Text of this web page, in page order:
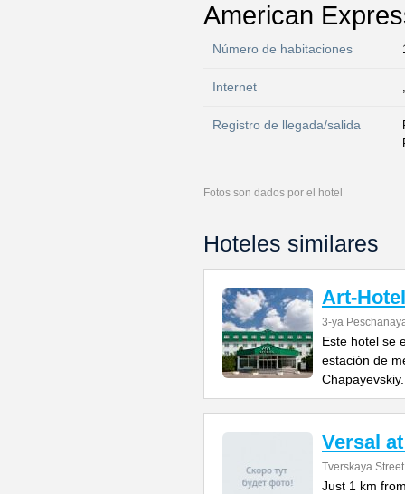
American
Número de habitaciones
Internet
Registro de llegada/salida
Fotos son dados por el hotel
Hoteles similares
Art-Hotel
3-ya
Este hotel se
estación de
Versal
Tverskaya
Just 1 km